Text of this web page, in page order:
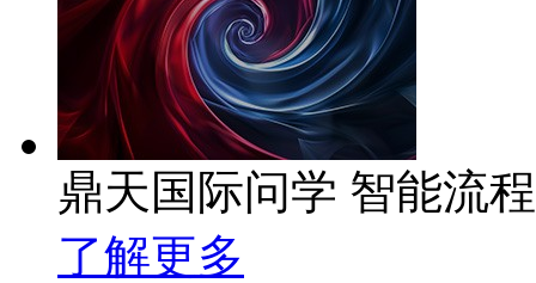
鼎天国际问学 智能流
了解更多